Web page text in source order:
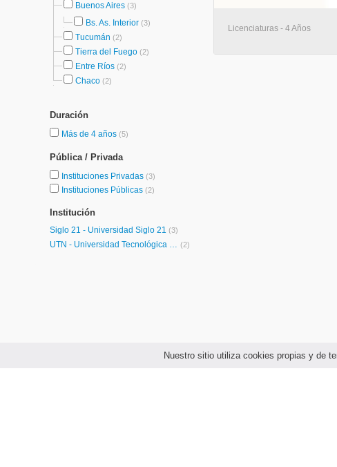
Nuestro sitio utiliza cookies propias y de
Buenos Aires (3)
Bs. As. Interior (3)
Tucumán (2)
Tierra del Fuego (2)
Entre Ríos (2)
Chaco (2)
Duración
Más de 4 años (5)
Pública / Privada
Instituciones Privadas (3)
Instituciones Públicas (2)
Institución
Siglo 21 - Universidad Siglo 21 (3)
UTN - Universidad Tecnológica Nacional (2)
Licenciaturas - 4 Años